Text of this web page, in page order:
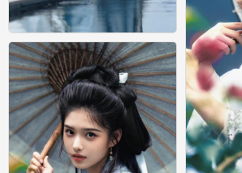
艾米
0